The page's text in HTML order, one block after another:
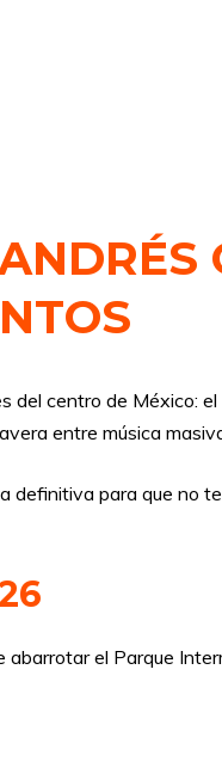
del centro de México: el
entre música
para que no
el Parque